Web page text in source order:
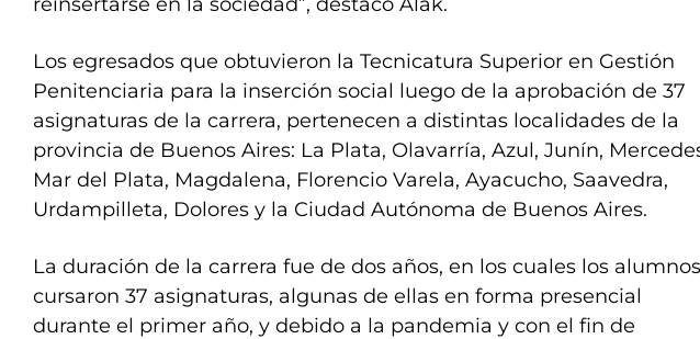
Los egresados que obtuvieron la Tecnicatura Superior en Gestión
Penitenciaria para la inserción social luego de la aprobación de 37
asignaturas de la carrera, pertenecen a distintas localidades de la
provincia de Buenos Aires: La Plata, Olavarría, Azul, Junín,
Mar del Plata, Magdalena, Florencio Varela, Ayacucho, Saavedra,
Urdampilleta, Dolores y la Ciudad Autónoma de Buenos Aires.
La duración de la carrera fue de dos años, en los cuales los alumnos
cursaron 37 asignaturas, algunas de ellas en forma presencial
durante el primer año, y debido a la pandemia y con el fin de